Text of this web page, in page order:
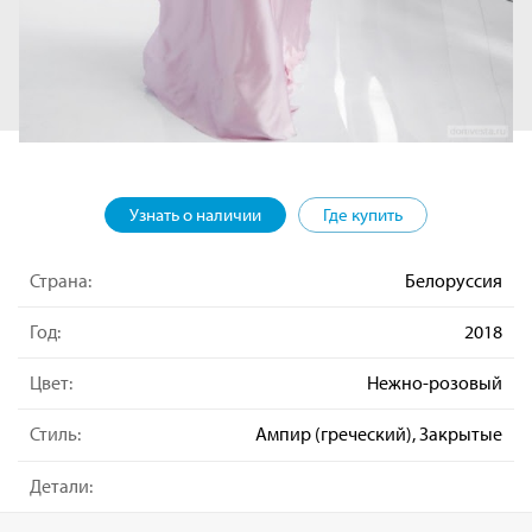
Узнать о наличии Где купить
Страна: Белоруссия
Год: 2018
Цвет: Нежно-розовый
Стиль: Ампир (греческий), Закрытые
Детали: